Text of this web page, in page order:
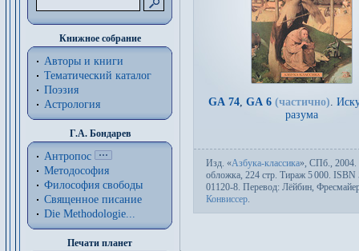
Книжное собрание
Авторы и книги
Тематический каталог
Поэзия
Астрология
Г.А. Бондарев
Антропос
Методософия
Философия cвободы
Священное писание
Die Methodologie...
Печати планет
GA 74, GA 6 (частично).
разума
Изд. «Азбука-классика», СПб.,
об­лож­ка, 224 стр. Тираж 5000. ISBN
01120-8. Пере­вод: Лёйбин,
Конвиссер.